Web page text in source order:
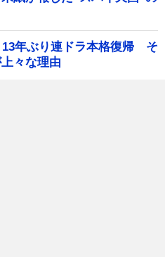
13年ぶり連ドラ本格復帰 そ
々な理由